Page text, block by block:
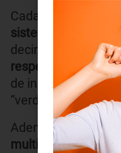
Cada vez en más
sistema de
decir, uno
respetuoso con el
de inspiración
“verdes”.
Además, dicha
multifuncionalidad